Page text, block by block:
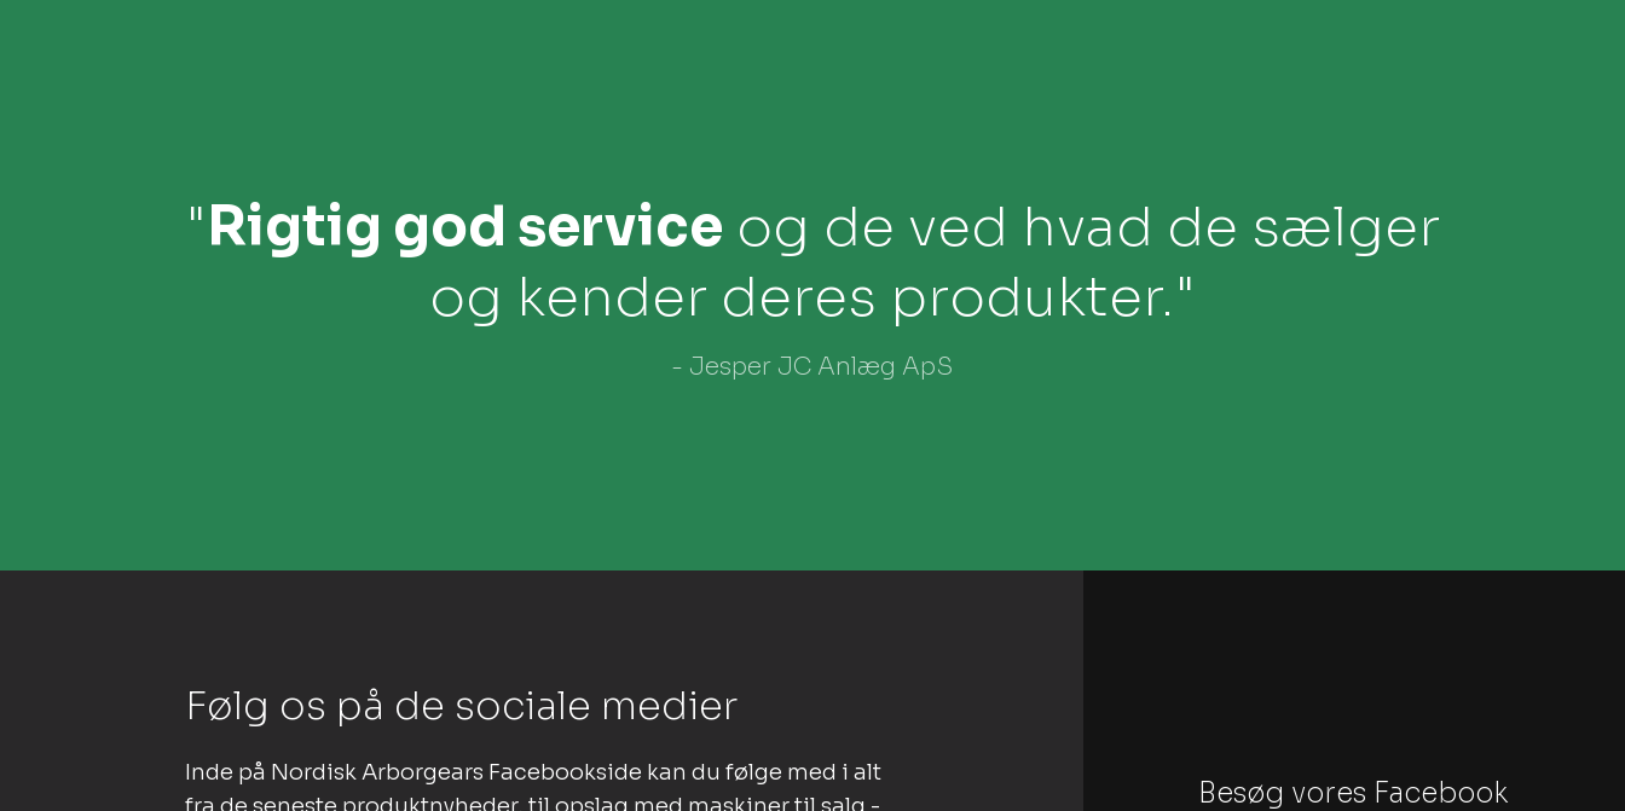
"Rigtig god service og de ved hvad de sælger
og kender deres produkter."
- Jesper JC Anlæg ApS
Følg os på de sociale medier​
Inde på Nordisk Arborgears Facebookside kan du følge med i alt
Besøg vores Facebook